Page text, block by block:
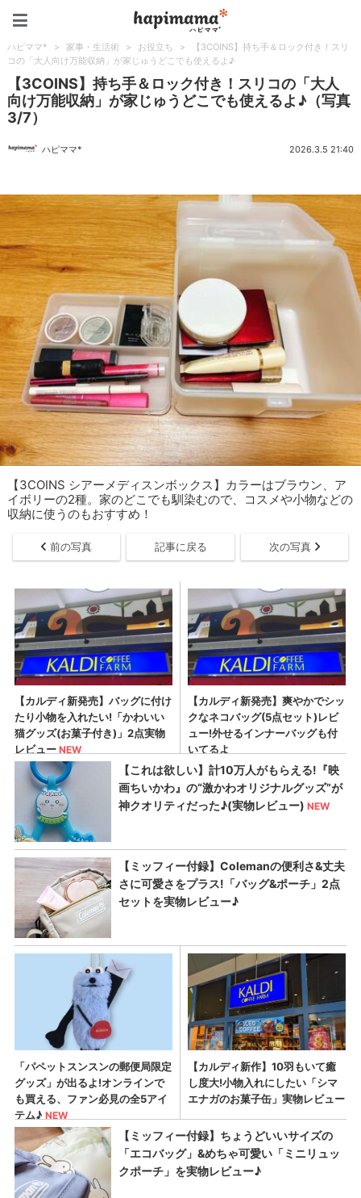
ハピママ* > 家事・生活術 > お役立ち >
【3COINS】持ち手＆ロック付き！スリ
コの「大人向け万能収納」が家じゅうどこでも使えるよ♪
【3COINS】持ち手＆ロック付き！スリコの「大人
向け万能収納」が家じゅうどこでも使えるよ♪（写真
3/7）
ハピママ* 2026.3.5 21:40
【3COINS シアーメディスンボックス】カラーはブラウン、ア
イボリーの2種。家のどこでも馴染むので、コスメや小物などの
収納に使うのもおすすめ！
前の写真 記事に戻る 次の写真